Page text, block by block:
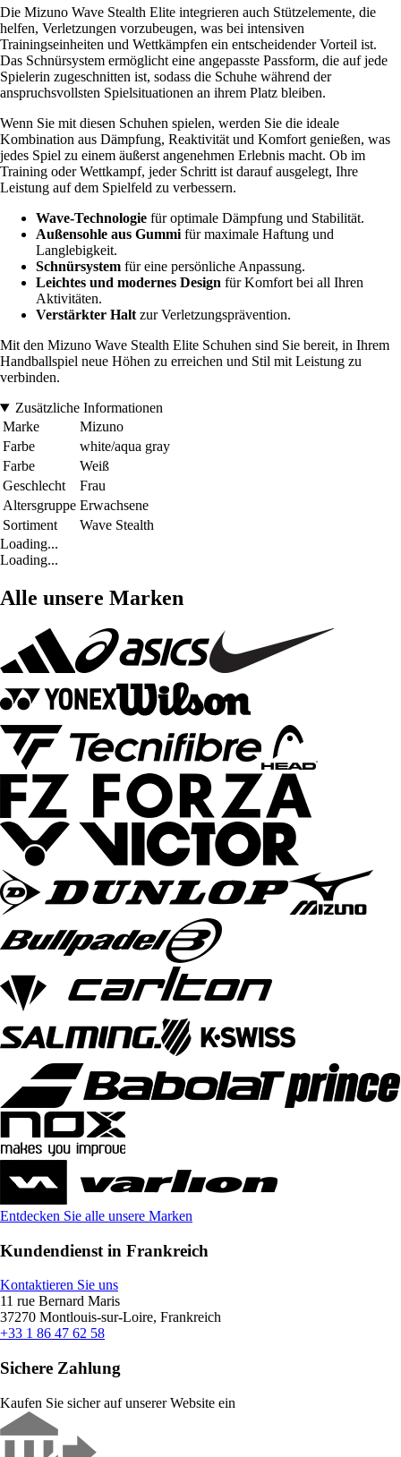
Die Mizuno Wave Stealth Elite integrieren auch Stützelemente, die
helfen, Verletzungen vorzubeugen, was bei intensiven
Trainingseinheiten und Wettkämpfen ein entscheidender Vorteil ist.
Das Schnürsystem ermöglicht eine angepasste Passform, die auf jede
Spielerin zugeschnitten ist, sodass die Schuhe während der
anspruchsvollsten Spielsituationen an ihrem Platz bleiben.
Wenn Sie mit diesen Schuhen spielen, werden Sie die ideale
Kombination aus Dämpfung, Reaktivität und Komfort genießen, was
jedes Spiel zu einem äußerst angenehmen Erlebnis macht. Ob im
Training oder Wettkampf, jeder Schritt ist darauf ausgelegt, Ihre
Leistung auf dem Spielfeld zu verbessern.
Wave-Technologie für optimale Dämpfung und Stabilität.
Außensohle aus Gummi für maximale Haftung und
Langlebigkeit.
Schnürsystem für eine persönliche Anpassung.
Leichtes und modernes Design für Komfort bei all Ihren
Aktivitäten.
Verstärkter Halt zur Verletzungsprävention.
Mit den Mizuno Wave Stealth Elite Schuhen sind Sie bereit, in Ihrem
Handballspiel neue Höhen zu erreichen und Stil mit Leistung zu
verbinden.
Zusätzliche Informationen
Marke
Mizuno
Farbe
white/aqua gray
Farbe
Weiß
Geschlecht
Frau
Altersgruppe Erwachsene
Sortiment
Wave Stealth
Loading...
Loading...
Alle unsere Marken
Entdecken Sie alle unsere Marken
Kundendienst in Frankreich
Kontaktieren Sie uns
11 rue Bernard Maris
37270 Montlouis-sur-Loire, Frankreich
+33 1 86 47 62 58
Sichere Zahlung
Kaufen Sie sicher auf unserer Website ein